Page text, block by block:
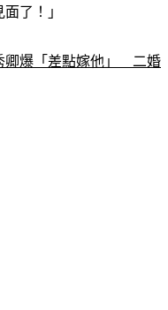
了！」
爆「差點嫁他」　二婚